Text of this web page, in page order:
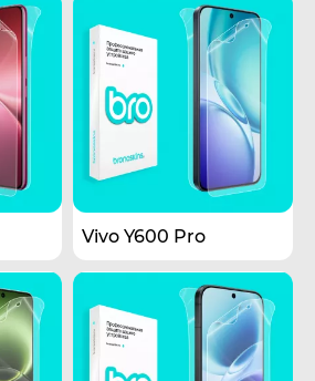
Vivo Y600 Pro